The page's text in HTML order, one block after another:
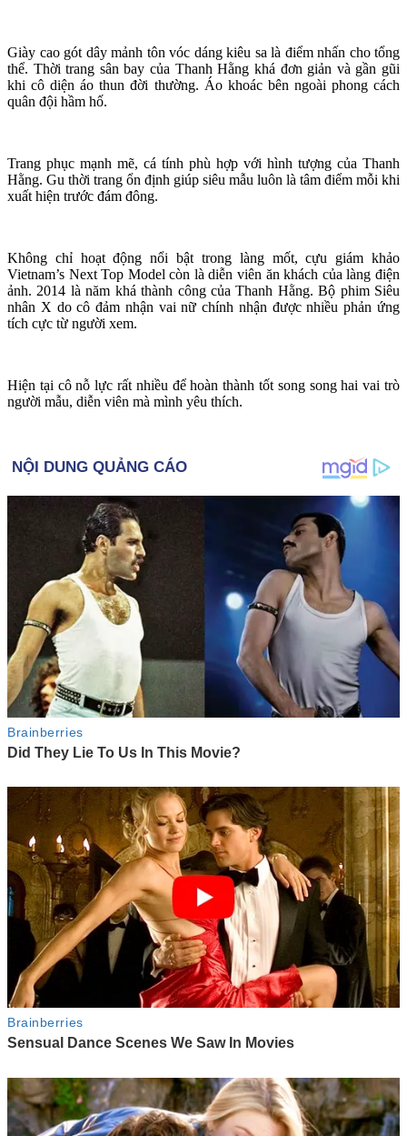
Giày cao gót dây mảnh tôn vóc dáng kiêu sa là điểm nhấn cho tổng
thể. Thời trang sân bay của Thanh Hằng khá đơn giản và gần gũi
khi cô diện áo thun đời thường. Áo khoác bên ngoài phong cách
quân đội hầm hố.
Trang phục mạnh mẽ, cá tính phù hợp với hình tượng của Thanh
Hằng. Gu thời trang ổn định giúp siêu mẫu luôn là tâm điểm mỗi khi
xuất hiện trước đám đông.
Không chỉ hoạt động nổi bật trong làng mốt, cựu giám khảo
Vietnam’s Next Top Model còn là diễn viên ăn khách của làng điện
ảnh. 2014 là năm khá thành công của Thanh Hằng. Bộ phim Siêu
nhân X do cô đảm nhận vai nữ chính nhận được nhiều phản ứng
tích cực từ người xem.
Hiện tại cô nỗ lực rất nhiều để hoàn thành tốt song song hai vai trò
người mẫu, diễn viên mà mình yêu thích.